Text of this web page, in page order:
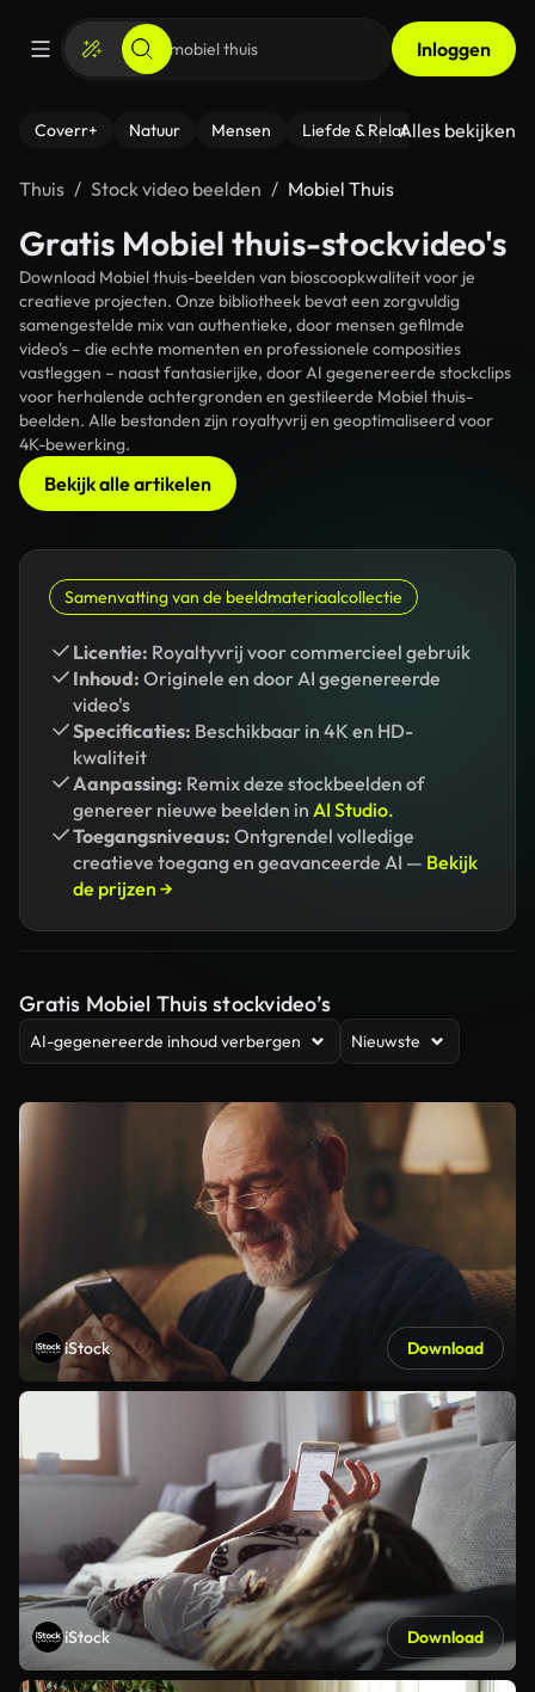
Inloggen
Coverr+ Natuur Mensen Liefde & Relaties - Fitness
Alles bekijken
Thuis Stock video beelden Mobiel Thuis
Gratis Mobiel thuis-stockvideo's
Download Mobiel thuis-beelden van bioscoopkwaliteit voor je
creatieve projecten. Onze bibliotheek bevat een zorgvuldig
samengestelde mix van authentieke, door mensen gefilmde
video's – die echte momenten en professionele composities
vastleggen – naast fantasierijke, door AI gegenereerde stockclips
voor herhalende achtergronden en gestileerde Mobiel thuis-
beelden. Alle bestanden zijn royaltyvrij en geoptimaliseerd voor
4K-bewerking.
Bekijk alle artikelen
Samenvatting van de beeldmateriaalcollectie
Licentie: Royaltyvrij voor commercieel gebruik
Inhoud: Originele en door AI gegenereerde
video's
Specificaties: Beschikbaar in 4K en HD-
kwaliteit
Aanpassing: Remix deze stockbeelden of
genereer nieuwe beelden in AI Studio.
Toegangsniveaus: Ontgrendel volledige
creatieve toegang en geavanceerde AI — Bekijk
de prijzen →
Gratis Mobiel Thuis stockvideo’s
AI-gegenereerde inhoud verbergen Nieuwste
iStock Download
iStock Download